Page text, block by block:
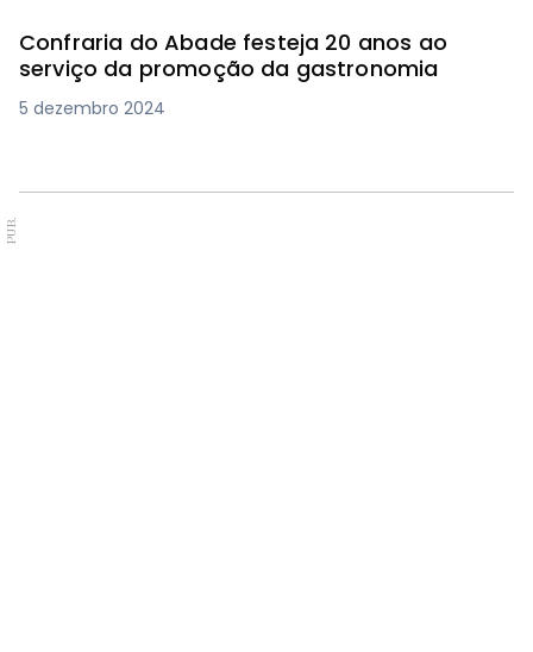
Confraria do Abade festeja 20 anos ao
serviço da promoção da gastronomia
5 dezembro 2024
PUB.